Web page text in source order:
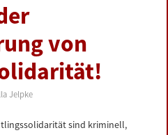
von
Jelpke
sind kriminell,